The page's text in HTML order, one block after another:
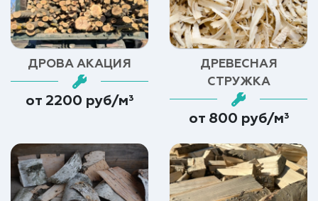
ДРОВА АКАЦИЯ
от 2200 руб/м³
ДРЕВЕСНАЯ
СТРУЖКА
от 800 руб/м³